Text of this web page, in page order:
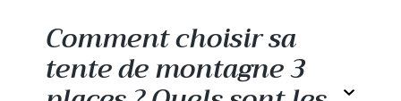
Comment choisir sa
tente de montagne 3